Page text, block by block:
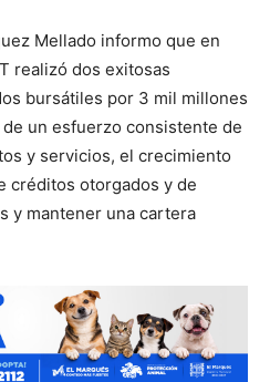
Mellado informo que en
realizó dos exitosas
bursátiles por 3 mil millones
un esfuerzo consistente de
y servicios, el crecimiento
créditos otorgados y de
y mantener una cartera